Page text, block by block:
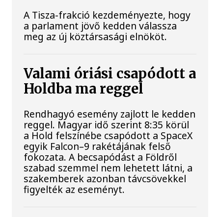
A Tisza-frakció kezdeményezte, hogy
a parlament jövő kedden válassza
meg az új köztársasági elnököt.
Valami óriási csapódott a
Holdba ma reggel
Rendhagyó esemény zajlott le kedden
reggel. Magyar idő szerint 8:35 körül
a Hold felszínébe csapódott a SpaceX
egyik Falcon–9 rakétájának felső
fokozata. A becsapódást a Földről
szabad szemmel nem lehetett látni, a
szakemberek azonban távcsövekkel
figyelték az eseményt.